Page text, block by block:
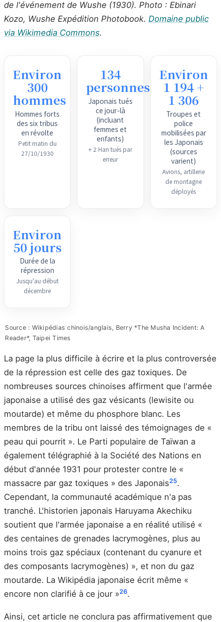
de l'événement de Wushe (1930). Photo : Ebinari
Kozo, Wushe Expédition Photobook. Domaine public
via Wikimedia Commons.
Environ
300
hommes
Hommes forts
des six tribus
en révolte
Petit matin du
27/10/1930
134
personnes
Japonais tués
ce jour-là
(incluant
femmes et
enfants)
+ 2 Han tués par
erreur
Environ
1 194 +
1 306
Troupes et
police
mobilisées par
les Japonais
(sources
varient)
Avions, artillerie
de montagne
déployés
Environ
50 jours
Durée de la
répression
Jusqu'au début
décembre
Source : Wikipédias chinois/anglais, Berry *The Musha Incident: A
Reader*, Taipei Times
La page la plus difficile à écrire et la plus controversée
de la répression est celle des gaz toxiques. De
nombreuses sources chinoises affirment que l'armée
japonaise a utilisé des gaz vésicants (lewisite ou
moutarde) et même du phosphore blanc. Les
membres de la tribu ont laissé des témoignages de «
peau qui pourrit ». Le Parti populaire de Taïwan a
également télégraphié à la Société des Nations en
début d'année 1931 pour protester contre le «
massacre par gaz toxiques » des Japonais25.
Cependant, la communauté académique n'a pas
tranché. L'historien japonais Haruyama Akechiku
soutient que l'armée japonaise a en réalité utilisé «
des centaines de grenades lacrymogènes, plus au
moins trois gaz spéciaux (contenant du cyanure et
des composants lacrymogènes) », et non du gaz
moutarde. La Wikipédia japonaise écrit même «
encore non clarifié à ce jour »26.
Ainsi, cet article ne conclura pas affirmativement que